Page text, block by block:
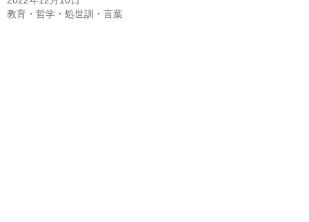
教育・哲学・処世訓・言葉